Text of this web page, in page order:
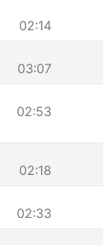
02:14
03:07
02:53
02:18
02:33